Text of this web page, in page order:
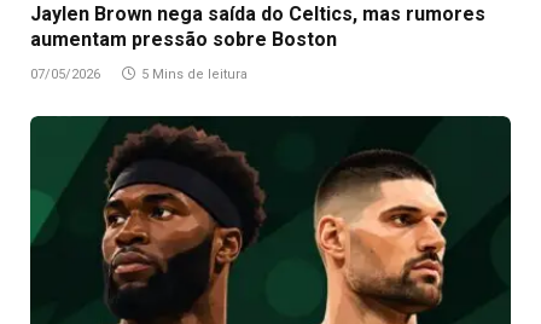
Jaylen Brown nega saída do Celtics, mas rumores
aumentam pressão sobre Boston
07/05/2026 5 Mins de leitura